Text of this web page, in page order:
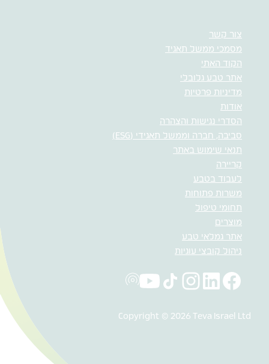
צור קשר
מסמכי ממשל תאגיד
הקוד האתי
אתר טבע גלובלי
מדיניות פרטיות
אודות
הסדרי נגישות והצהרה
סביבה, חברה וממשל תאגידי (ESG)
תנאי שימוש באתר
קריירה
לעבוד בטבע
משרות פתוחות
תחומי טיפול
מוצרים
אתר גמלאי טבע
ניהול קובצי עוגיות
Copyright © 2026 Teva Israel Ltd